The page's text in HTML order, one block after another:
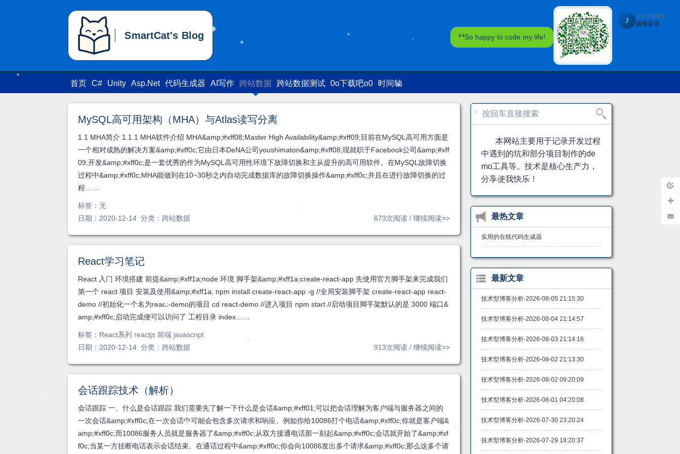
页
SmartCat's Blog
SmartCat's Blog So happy to code my life!
首页 C# Unity Asp.Net 代码生成器 AI写作 跨站数据 跨站数据测试 0o下载吧o0 时间轴
MySQL高可用架构（MHA）与Atlas读写分离
1.1 MHA简介 1.1.1 MHA软件介绍 MHA&amp;#xff08;Master High Availability&amp;#xff09;目前在MySQL高可用方面是
一个相对成熟的解决方案&amp;#xff0c;它由日本DeNA公司youshimaton&amp;#xff08;现就职于Facebook公司&amp;#xff
09;开发&amp;#xff0c;是一套优秀的作为MySQL高可用性环境下故障切换和主从提升的高可用软件。在MySQL故障切换
过程中&amp;#xff0c;MHA能做到在10~30秒之内自动完成数据库的故障切换操作&amp;#xff0c;并且在进行故障切换的过
程……
标签：无
日期：2020-12-14 分类： 跨站数据 673次阅读 / 继续阅读>>
React学习笔记
React 入门 环境搭建 前提&amp;#xff1a;node 环境 脚手架&amp;#xff1a;create-react-app 先使用官方脚手架来完成我们
第一个 react 项目 安装及使用&amp;#xff1a; npm install create-react-app -g //全局安装脚手架 create-react-app react-
demo //初始化一个名为react-demo的项目 cd react-demo //进入项目 npm start //启动项目脚手架默认的是 3000 端口&
amp;#xff0c;启动完成便可以访问了 工程目录 index……
标签： React系列 reactjs 前端 javascript
日期：2020-12-14 分类： 跨站数据 913次阅读 / 继续阅读>>
会话跟踪技术（解析）
会话跟踪 一、什么是会话跟踪 我们需要先了解一下什么是会话&amp;#xff01;可以把会话理解为客户端与服务器之间的
一次会话&amp;#xff0c;在一次会话中可能会包含多次请求和响应、例如你给10086打个电话&amp;#xff0c;你就是客户端&
amp;#xff0c;而10086服务人员就是服务器了&amp;#xff0c;从双方接通电话那一刻起&amp;#xff0c;会话就开始了&amp;#xf
f0c;当某一方挂断电话表示会话结束。在通话过程中&amp;#xff0c;你会向10086发出多个请求&amp;#xff0c;那么这多个请
本网站主要用于记录开发过程
中遇到的坑和部分项目制作的de
mo工具等。技术是核心生产力，
分享使我快乐！
最热文章
实用的在线代码生成器
最新文章
技术型博客分析-2026-08-05 21:15:30
技术型博客分析-2026-08-04 21:14:57
技术型博客分析-2026-08-03 21:14:16
技术型博客分析-2026-08-02 21:13:30
技术型博客分析-2026-08-02 09:20:09
技术型博客分析-2026-08-01 04:20:08
技术型博客分析-2026-07-30 23:20:24
技术型博客分析-2026-07-29 18:20:37
♪ 点击页面播放
搞怪音乐